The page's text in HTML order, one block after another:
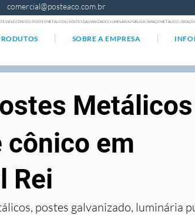
comercial@posteaco.com.br
tELECÔNICO | POSTES METÁLICOS | POSTES GALVANIZADO | LUMINÁRIA PÚBLICA | BRAÇO METÁLICO |
SOBRE A EMPRESA
Rei
Metálicos
cônico em
postes galvanizado, luminária